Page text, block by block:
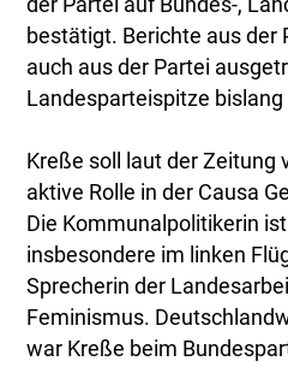
der Partei auf Bundes-,
bestätigt. Berichte aus der
auch aus der Partei
Landesparteispitze
Kreße soll laut der Zeitung
aktive Rolle in der Causa
Die Kommunalpolitikerin
insbesondere im linken
Sprecherin der
Feminismus.
war Kreße beim